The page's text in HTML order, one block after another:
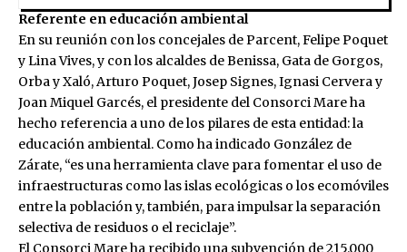
Referente en educación ambiental
En su reunión con los concejales de Parcent, Felipe Poquet
y Lina Vives, y con los alcaldes de Benissa, Gata de Gorgos,
Orba y Xaló, Arturo Poquet, Josep Signes, Ignasi Cervera y
Joan Miquel Garcés, el presidente del Consorci Mare ha
hecho referencia a uno de los pilares de esta entidad: la
educación ambiental. Como ha indicado González de
Zárate, “es una herramienta clave para fomentar el uso de
infraestructuras como las islas ecológicas o los ecomóviles
entre la población y, también, para impulsar la separación
selectiva de residuos o el reciclaje”.
El Consorci Mare ha recibido una subvención de 215.000